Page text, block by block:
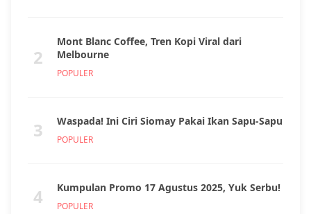
2
Mont Blanc Coffee, Tren Kopi Viral dari
Melbourne
POPULER
3 Waspada! Ini Ciri Siomay Pakai Ikan Sapu-Sapu
POPULER
4 Kumpulan Promo 17 Agustus 2025, Yuk Serbu!
POPULER